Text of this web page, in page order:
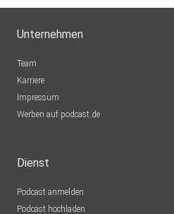
Unternehmen
Team
Karriere
Impressum
Werben auf podcast.de
Dienst
Podcast anmelden
Podcast hochladen